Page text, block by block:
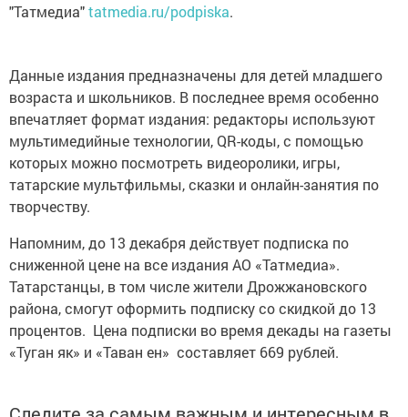
"Татмедиа"tatmedia.ru/podpiska.
Данные издания предназначены для детей младшего
возраста и школьников. В последнее время особенно
впечатляет формат издания: редакторы используют
мультимедийные технологии, QR-коды, с помощью
которых можно посмотреть видеоролики, игры,
татарские мультфильмы, сказки и онлайн-занятия по
творчеству.
Напомним, до 13 декабря действует подписка по
сниженной цене на все издания АО «Татмедиа».
Татарстанцы, в том числе жители Дрожжановского
района, смогут оформить подписку со скидкой до 13
процентов. Цена подписки во время декады на газеты
«Туган як» и «Таван ен» составляет 669 рублей.